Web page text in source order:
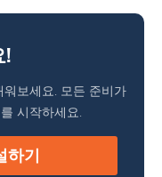
!
보세요. 모든 준비가
시작하세요.
하기